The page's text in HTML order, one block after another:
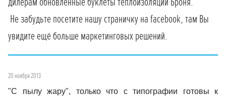
Не забудьте посетите нашу страничку на facebook, там Вы
увидите ещё больше маркетинговых решений.
20 ноября 2013
"С пылу жару", только что с типографии готовы к